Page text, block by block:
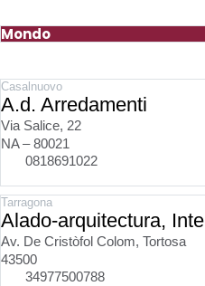
Mondo
Casalnuovo
A.d. Arredamenti
Via Salice, 22
NA – 80021
0818691022
Tarragona
Alado-arquitectura,
Av. De Cristòfol Colom, Tortosa
43500
34977500788